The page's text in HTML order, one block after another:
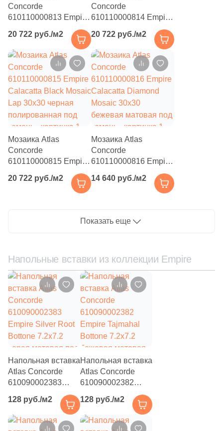
22.7x29.9 (
22.3x29.8 (5 )
22.8x27.1 (6)
22.8x27.8 (12)
22.5x22.5 (4)
23.7x35.8 (1)
23.5x56 (1)
24.6х28 ( 3
24x41.6 (4)
24.8x29.8 (5)
24x60 (1)
24.5x25.5 ( 1)
24.5x28.5 (1)
25.6х29.5 ( 7
Concorde
610110000813 Empire
Tajmahal Mosaic Lap
30x30 бежевая
полированная под
20 722 руб./м2
Concorde
610110000814 Empire
Silver Root Mosaic Lap
30x30 серая
полированная под
20 722 руб./м2
Мозаика Atlas
Concorde
610110000815 Empire
Calacatta Black Mosaic
Lap 30x30 черная
полированная под
20 722 руб./м2
Мозаика Atlas
Concorde
610110000816 Empire
Mosaic 30x30
бежевая матовая под
14 640 руб./м2
Показать еще
Напольные вставки из коллекции Empire
Напольная вставка
Atlas Concorde
610090002383
Empire Silver Root
Bottone 7.2x7.2
серая матовая под
128 руб./м2
Напольная вставка
Atlas Concorde
610090002382
Empire Tajmahal
Bottone 7.2x7.2
бежевая матовая
под камень
128 руб./м2